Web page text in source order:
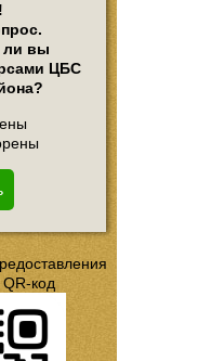
ли вы
ЦБС
QR-код